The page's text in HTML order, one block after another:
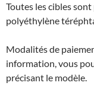
Toutes les cibles
polyéthylène
Modalités de
information, vous
précisant le modèle.